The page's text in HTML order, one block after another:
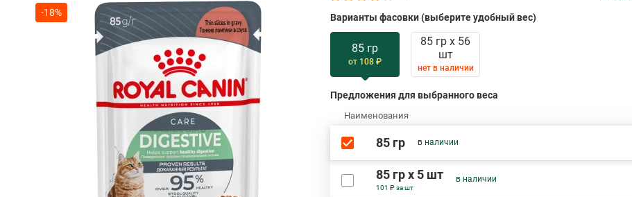
-18%
Варианты фасовки (выберите удобный вес)
85 гр
от 108 ₽
85 гр х 56
шт
нет в наличии
Предложения для выбранного веса
Наименования
85 гр в наличии
85 гр х 5 шт
101 ₽ за шт
в наличии